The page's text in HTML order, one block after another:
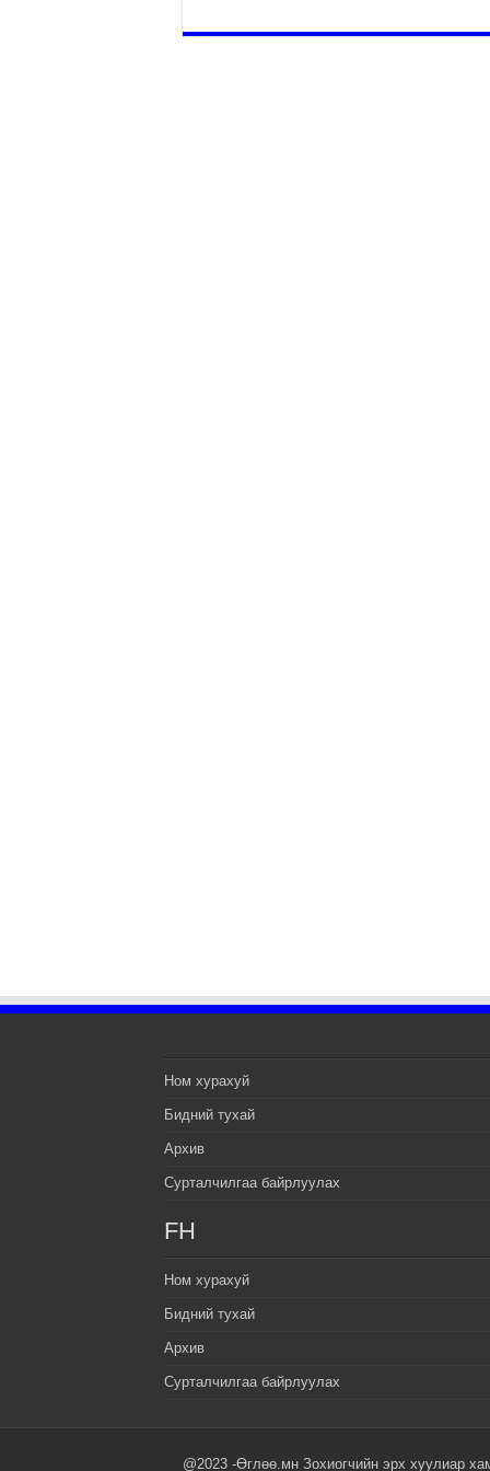
Ном хурахуй
Бидний тухай
Архив
Сурталчилгаа байрлуулах
FH
Ном хурахуй
Бидний тухай
Архив
Сурталчилгаа байрлуулах
@2023 -Өглөө.мн Зохиогчийн эрх хуулиар